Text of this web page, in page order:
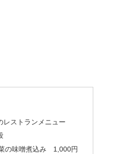
レストランメニュー
の味噌煮込み 1,000円